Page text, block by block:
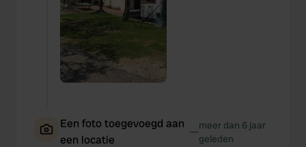
Een foto toegevoegd aan
een locatie
—meer dan 6 jaar
geleden